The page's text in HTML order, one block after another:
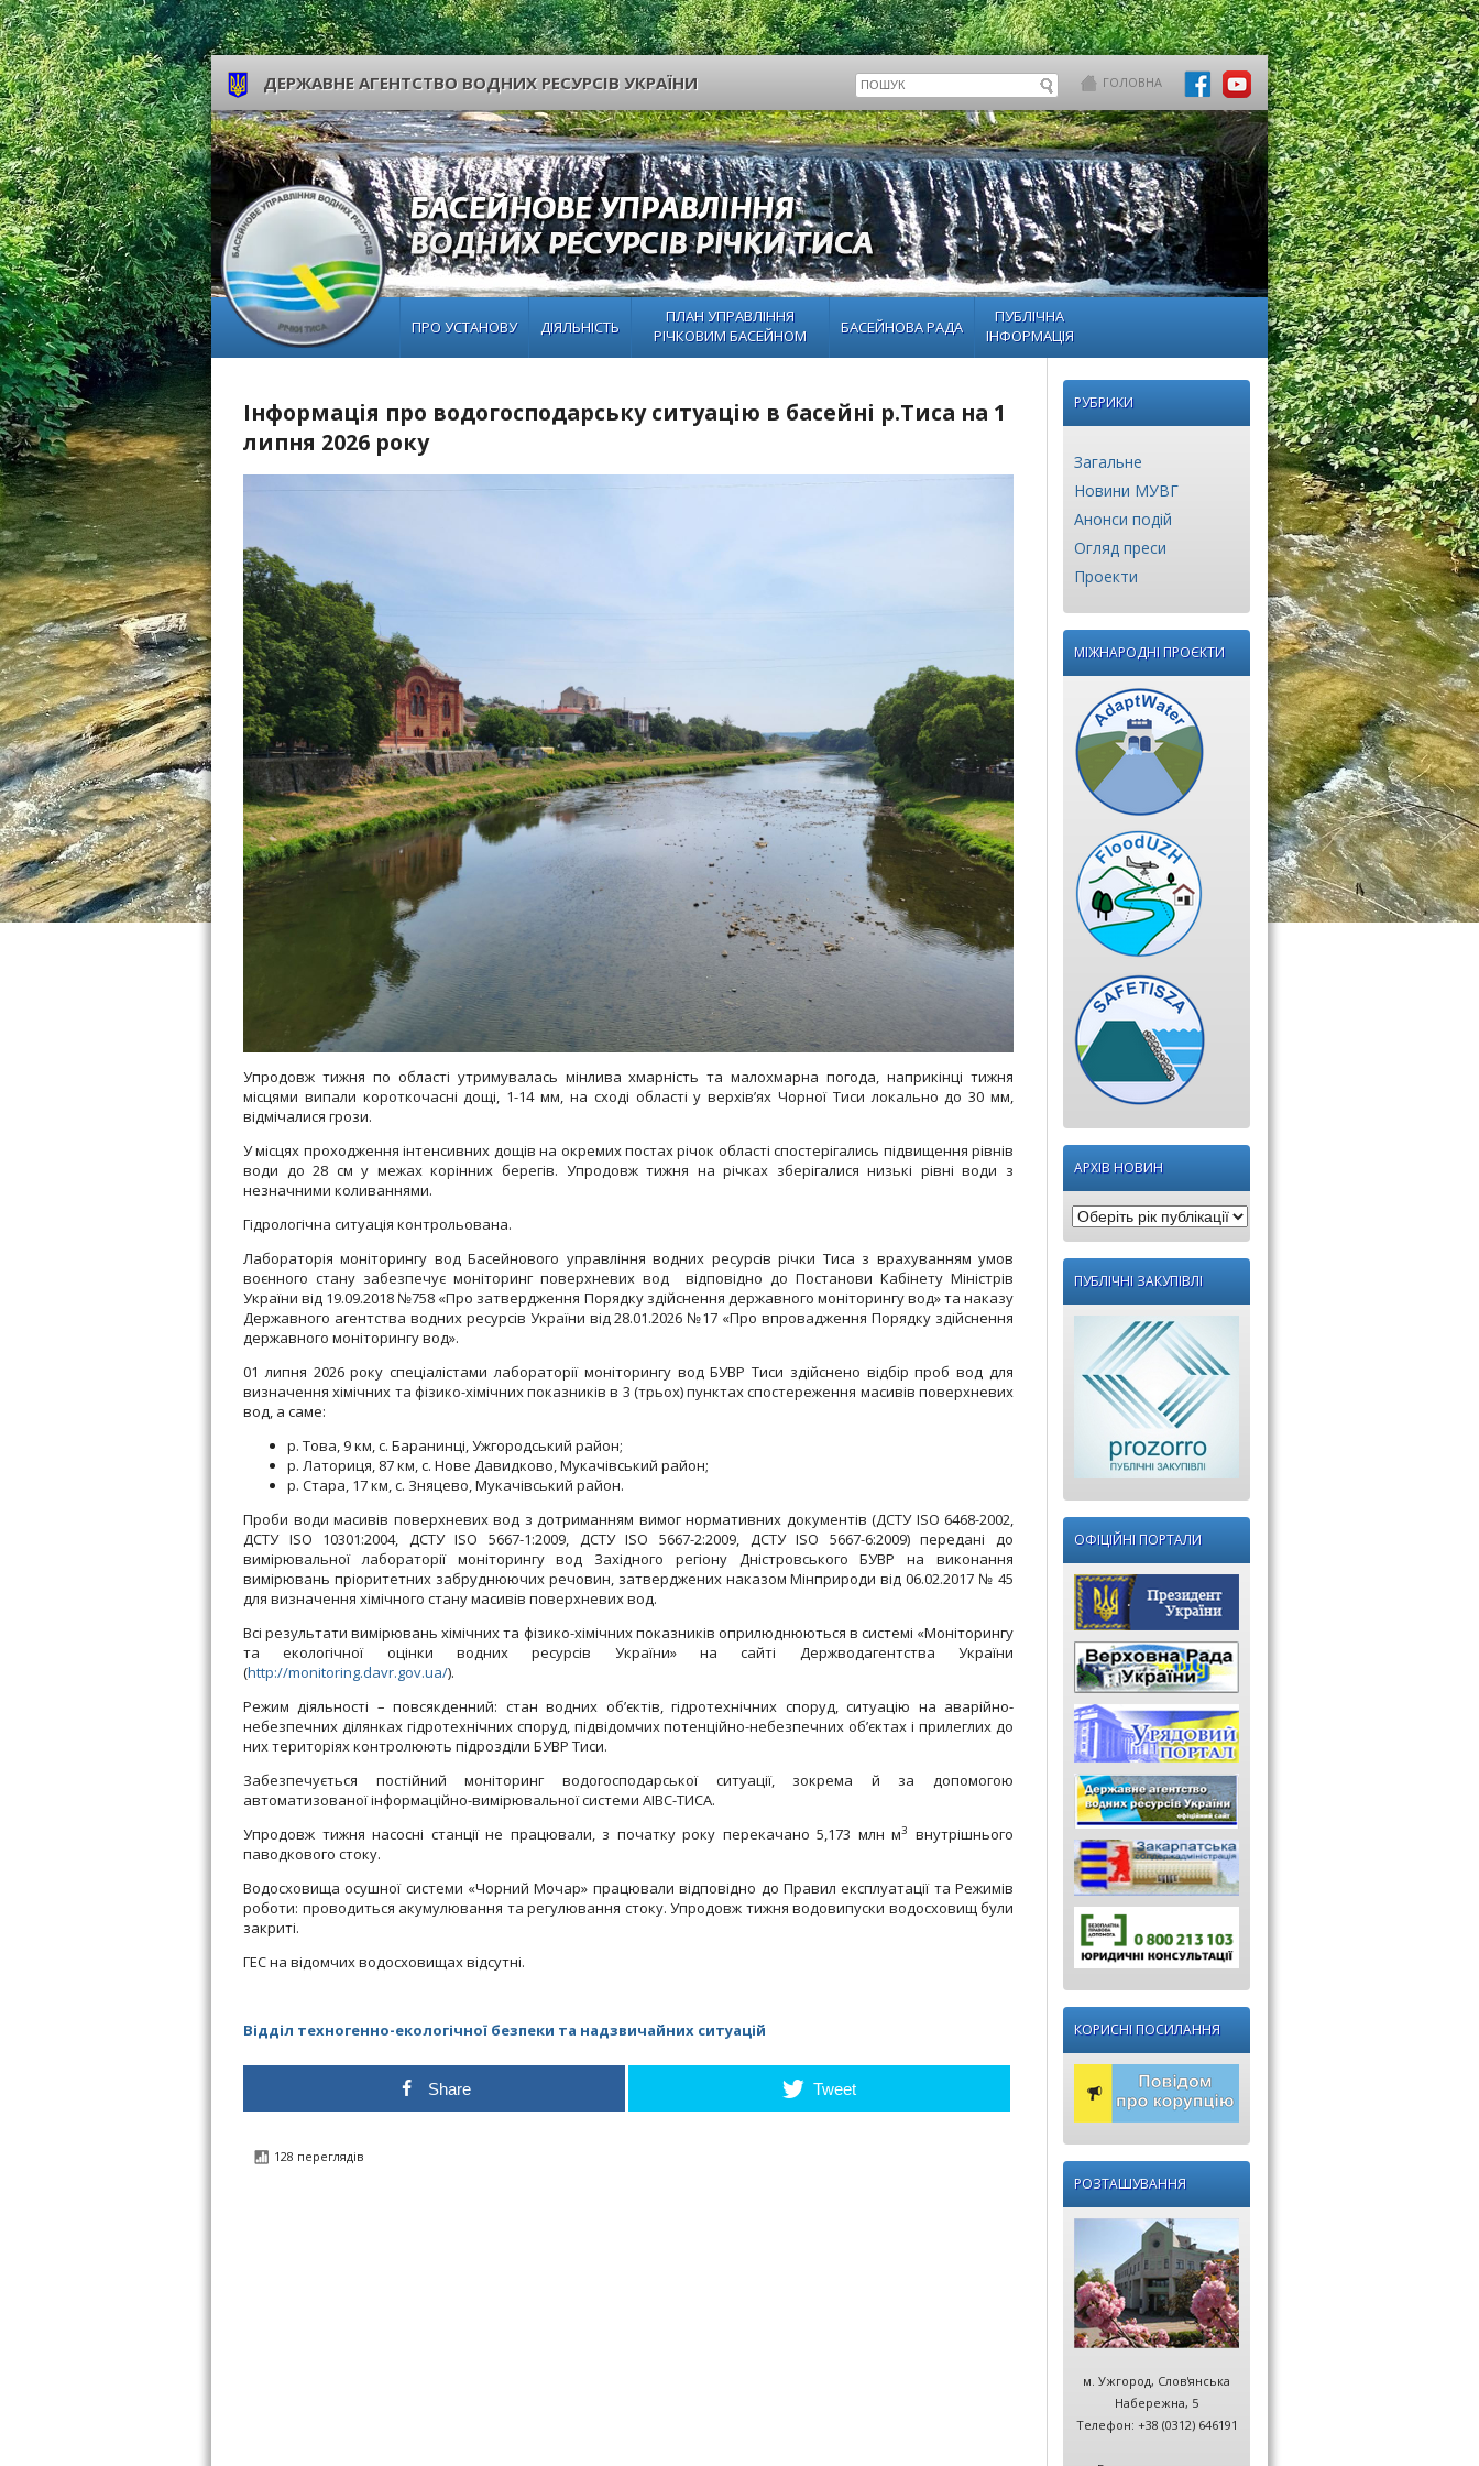
ДЕРЖАВНЕ АГЕНТСТВО ВОДНИХ РЕСУРСІВ УКРАЇНИ ГОЛОВНА
ПРО УСТАНОВУ ДІЯЛЬНІСТЬ
ПЛАН УПРАВЛІННЯ
РІЧКОВИМ БАСЕЙНОМ
БАСЕЙНОВА РАДА
ПУБЛІЧНА
ІНФОРМАЦІЯ
Інформація про водогосподарську ситуацію в басейні р.Тиса на 1
липня 2026 року
Упродовж тижня по області утримувалась мінлива хмарність та малохмарна погода, наприкінці тижня
місцями випали короткочасні дощі, 1-14 мм, на сході області у верхів’ях Чорної Тиси локально до 30 мм,
відмічалися грози.
У місцях проходження інтенсивних дощів на окремих постах річок області спостерігались підвищення рівнів
води до 28 см у межах корінних берегів. Упродовж тижня на річках зберігалися низькі рівні води з
незначними коливаннями.
Гідрологічна ситуація контрольована.
Лабораторія моніторингу вод Басейнового управління водних ресурсів річки Тиса з врахуванням умов
воєнного стану забезпечує моніторинг поверхневих вод відповідно до Постанови Кабінету Міністрів
України від 19.09.2018 №758 «Про затвердження Порядку здійснення державного моніторингу вод» та наказу
Державного агентства водних ресурсів України від 28.01.2026 №17 «Про впровадження Порядку здійснення
державного моніторингу вод».
01 липня 2026 року спеціалістами лабораторії моніторингу вод БУВР Тиси здійснено відбір проб вод для
визначення хімічних та фізико-хімічних показників в 3 (трьох) пунктах спостереження масивів поверхневих
вод, а саме:
р. Това, 9 км, с. Баранинці, Ужгородський район;
р. Латориця, 87 км, с. Нове Давидково, Мукачівський район;
р. Стара, 17 км, с. Зняцево, Мукачівський район.
Проби води масивів поверхневих вод з дотриманням вимог нормативних документів (ДСТУ ISO 6468-2002,
ДСТУ ISO 10301:2004, ДСТУ ISO 5667-1:2009, ДСТУ ISO 5667-2:2009, ДСТУ ISO 5667-6:2009) передані до
вимірювальної лабораторії моніторингу вод Західного регіону Дністровського БУВР на виконання
вимірювань пріоритетних забруднюючих речовин, затверджених наказом Мінприроди від 06.02.2017 № 45
для визначення хімічного стану масивів поверхневих вод.
Всі результати вимірювань хімічних та фізико-хімічних показників оприлюднюються в системі «Моніторингу
та екологічної оцінки водних ресурсів України» на сайті Держводагентства України
(http://monitoring.davr.gov.ua/).
Режим діяльності – повсякденний: стан водних об’єктів, гідротехнічних споруд, ситуацію на аварійно-
небезпечних ділянках гідротехнічних споруд, підвідомчих потенційно-небезпечних об’єктах і прилеглих до
них територіях контролюють підрозділи БУВР Тиси.
Забезпечується постійний моніторинг водогосподарської ситуації, зокрема й за допомогою
автоматизованої інформаційно-вимірювальної системи АІВС-ТИСА.
Упродовж тижня насосні станції не працювали, з початку року перекачано 5,173 млн м3
внутрішнього
паводкового стоку.
Водосховища осушної системи «Чорний Мочар» працювали відповідно до Правил експлуатації та Режимів
роботи: проводиться акумулювання та регулювання стоку. Упродовж тижня водовипуски водосховищ були
закриті.
ГЕС на відомчих водосховищах відсутні.
Відділ техногенно-екологічної безпеки та надзвичайних ситуацій
Share Tweet
128 переглядів
РУБРИКИ
Загальне
Новини МУВГ
Анонси подій
Огляд преси
Проекти
МІЖНАРОДНІ ПРОЄКТИ
АРХІВ НОВИН
Оберіть
рік
публікації:
ПУБЛІЧНІ ЗАКУПІВЛІ
ОФІЦІЙНІ ПОРТАЛИ
КОРИСНІ ПОСИЛАННЯ
РОЗТАШУВАННЯ
м. Ужгород, Слов'янська
Набережна, 5
Телефон: +38 (0312) 646191